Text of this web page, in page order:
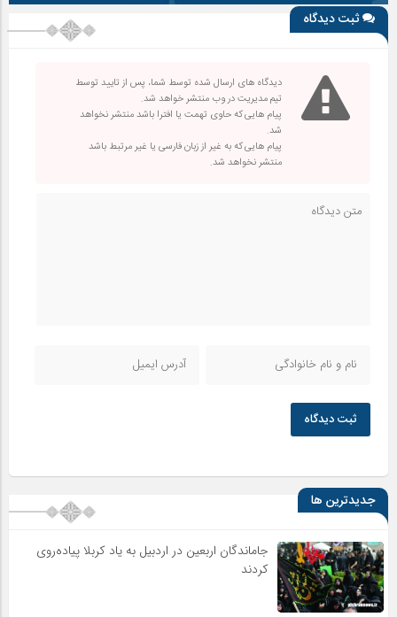
ثبت دیدگاه
دیدگاه های ارسال شده توسط شما، پس از تایید توسط
تیم مدیریت در وب منتشر خواهد شد.
پیام هایی که حاوی تهمت یا افترا باشد منتشر نخواهد
شد.
پیام هایی که به غیر از زبان فارسی یا غیر مرتبط باشد
منتشر نخواهد شد.
ثبت دیدگاه
جدیدترین ها
جاماندگان اربعین در اردبیل به یاد کربلا پیاده‌روی
کردند